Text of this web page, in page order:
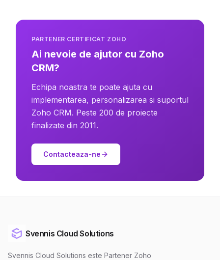
PARTENER CERTIFICAT ZOHO
Ai nevoie de ajutor cu Zoho
CRM?
Echipa noastra te poate ajuta cu
implementarea, personalizarea si suportul
Zoho CRM. Peste 200 de proiecte
finalizate din 2011.
Contacteaza-ne
Svennis Cloud Solutions
Svennis Cloud Solutions este Partener Zoho